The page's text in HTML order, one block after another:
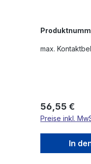
max.
Regulärer
56,55 €
Preise inkl.
In